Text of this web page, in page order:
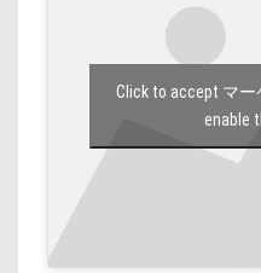
Click to accept マ
enable